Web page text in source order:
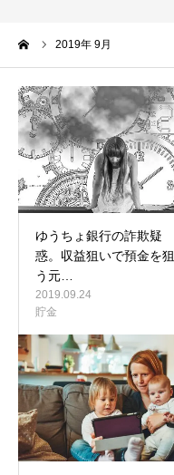
2019年 9月
ゆうちょ銀行の詐欺疑
惑。収益狙いで預金を狙
う元…
2019.09.24
貯金